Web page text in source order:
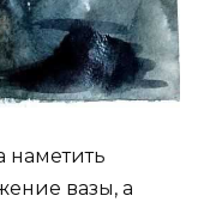
наметить
вазы, а